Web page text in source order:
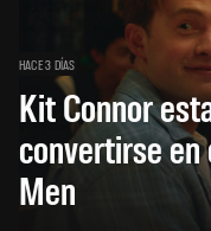
HACE 3 DÍAS
Kit Connor
convertirse en
Men